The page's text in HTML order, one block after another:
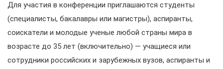
Для участия в конференции приглашаются студенты
(специалисты, бакалавры или магистры), аспиранты,
соискатели и молодые ученые любой страны мира в
возрасте до 35 лет (включительно) — учащиеся или
сотрудники российских и зарубежных вузов, аспиранты и